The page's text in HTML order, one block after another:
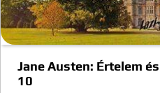
Jane Austen: Értelem
10